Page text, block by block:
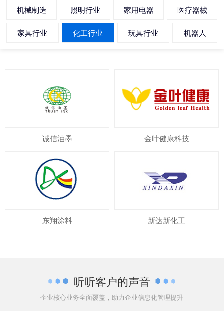
机械制造 照明行业 家用电器 医疗器械
家具行业 化工行业 玩具行业 机器人
诚信油墨 金叶健康科技
东翔涂料 新达新化工
听听客户的声音
企业核心业务全面覆盖，助力企业信息化管理提升